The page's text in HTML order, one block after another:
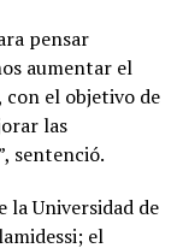
pensar
aumentar el
el objetivo de
las
sentenció.
Universidad de
el